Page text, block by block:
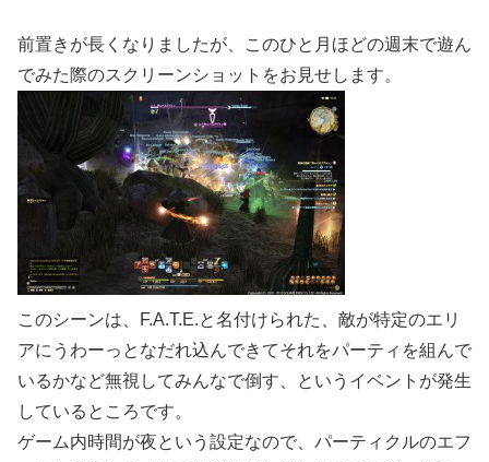
前置きが長くなりましたが、このひと月ほどの週末で遊ん
でみた際のスクリーンショットをお見せします。
このシーンは、F.A.T.E.と名付けられた、敵が特定のエリ
アにうわーっとなだれ込んできてそれをパーティを組んで
いるかなど無視してみんなで倒す、というイベントが発生
しているところです。
ゲーム内時間が夜という設定なので、パーティクルのエフ